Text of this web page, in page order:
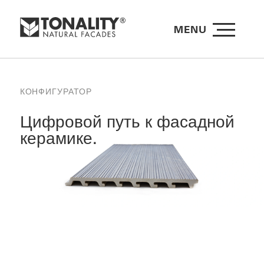
MENU
КОНФИГУРАТОР
Цифровой путь к фасадной
керамике.